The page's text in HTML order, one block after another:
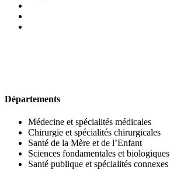
Départements
Médecine et spécialités médicales
Chirurgie et spécialités chirurgicales
Santé de la Mère et de l’Enfant
Sciences fondamentales et biologiques
Santé publique et spécialités connexes